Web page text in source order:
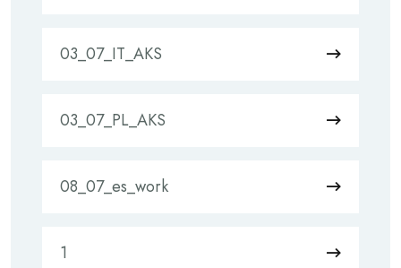
03_07_IT_AKS
03_07_PL_AKS
08_07_es_work
1